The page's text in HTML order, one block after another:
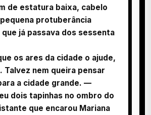
de estatura baixa, cabelo
protuberância
que já passava dos sessenta
os ares da cidade o ajude,
Talvez nem queira pensar
a cidade grande. —
dois tapinhas no ombro do
que encarou Mariana